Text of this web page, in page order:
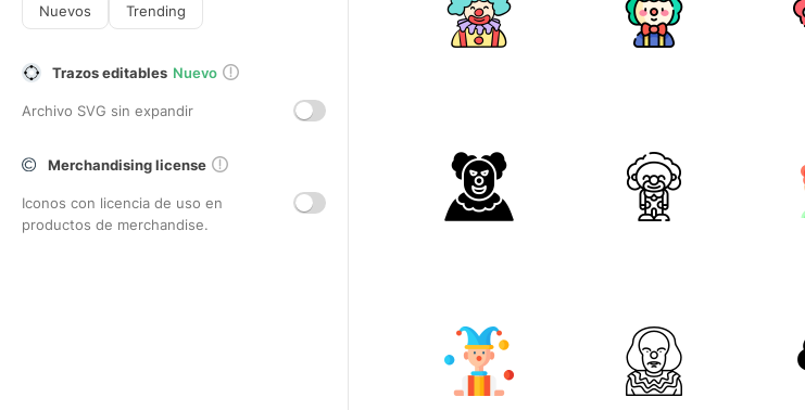
Nuevos Trending
Trazos editables Nuevo
Archivo SVG sin expandir
Merchandising license
Iconos con licencia de uso en
productos de merchandise.